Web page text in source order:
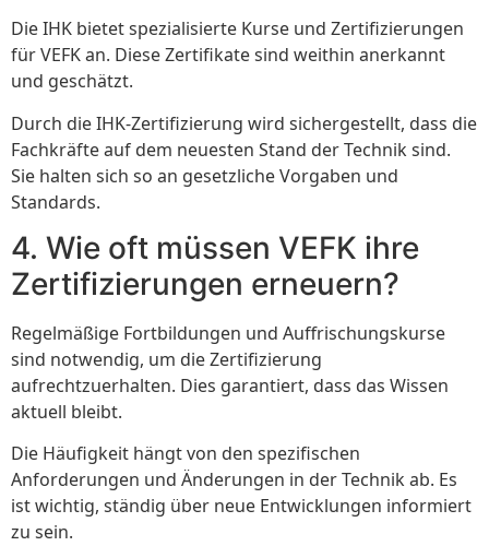
Die IHK bietet spezialisierte Kurse und Zertifizierungen
für VEFK an. Diese Zertifikate sind weithin anerkannt
und geschätzt.
Durch die IHK-Zertifizierung wird sichergestellt, dass die
Fachkräfte auf dem neuesten Stand der Technik sind.
Sie halten sich so an gesetzliche Vorgaben und
Standards.
4. Wie oft müssen VEFK ihre
Zertifizierungen erneuern?
Regelmäßige Fortbildungen und Auffrischungskurse
sind notwendig, um die Zertifizierung
aufrechtzuerhalten. Dies garantiert, dass das Wissen
aktuell bleibt.
Die Häufigkeit hängt von den spezifischen
Anforderungen und Änderungen in der Technik ab. Es
ist wichtig, ständig über neue Entwicklungen informiert
zu sein.